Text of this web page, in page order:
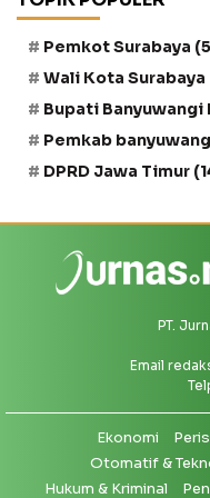
Pemkot Surabaya
Wali Kota Surabaya
Bupati
Pemkab
DPRD Jawa Timur
PT.
Email
Ekonomi
Otomatif &
Hukum & Kriminal